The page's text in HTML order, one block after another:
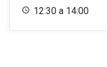
12:30 a 14:00